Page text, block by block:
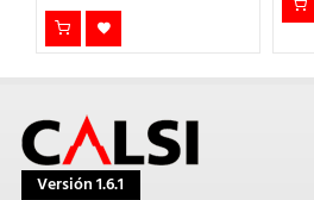
Versión 1.6.1